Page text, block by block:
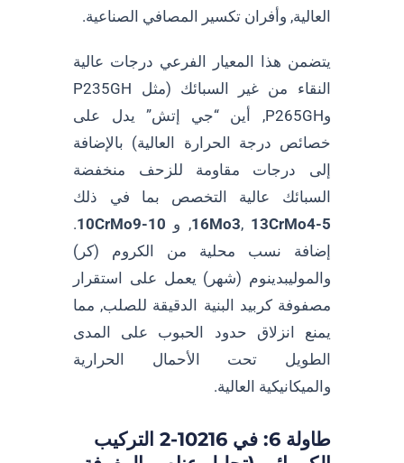
العالية, وأفران تكسير المصافي الصناعية.
يتضمن هذا المعيار الفرعي درجات عالية
النقاء من غير السبائك (مثل P235GH
وP265GH, أين “جي إتش” يدل على
خصائص درجة الحرارة العالية) بالإضافة
إلى درجات مقاومة للزحف منخفضة
السبائك عالية التخصص بما في ذلك
16Mo3, 13CrMo4-5 , و 10CrMo9-10
.
إضافة نسب محلية من الكروم (كر)
والموليبدينوم (شهر) يعمل على استقرار
مصفوفة كربيد البنية الدقيقة للصلب, مما
يمنع انزلاق حدود الحبوب على المدى
الطويل تحت الأحمال الحرارية
والميكانيكية العالية.
طاولة 6: في 10216-2 التركيب